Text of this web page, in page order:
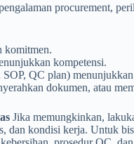
procurement,
komitmen.
kompetensi.
QC plan)
dokumen, atau
Jika memungkinkan,
dan kondisi kerja. Untuk